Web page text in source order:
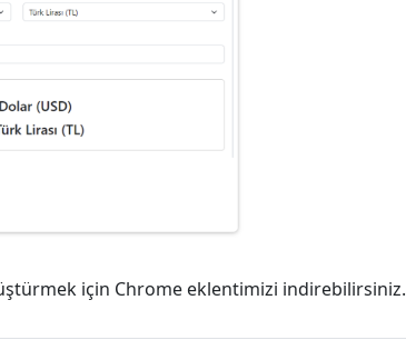
için Chrome eklentimizi indirebilirsiniz.